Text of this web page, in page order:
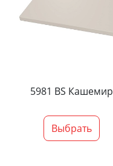
5981 BS Кашемир
Выбрать